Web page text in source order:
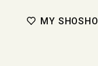
MY SHOSHO